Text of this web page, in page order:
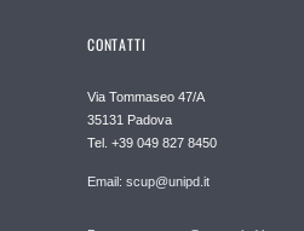
CONTATTI
Via Tommaseo 47/A
35131 Padova
Tel. +39 049 827 8450
Email: scup@unipd.it